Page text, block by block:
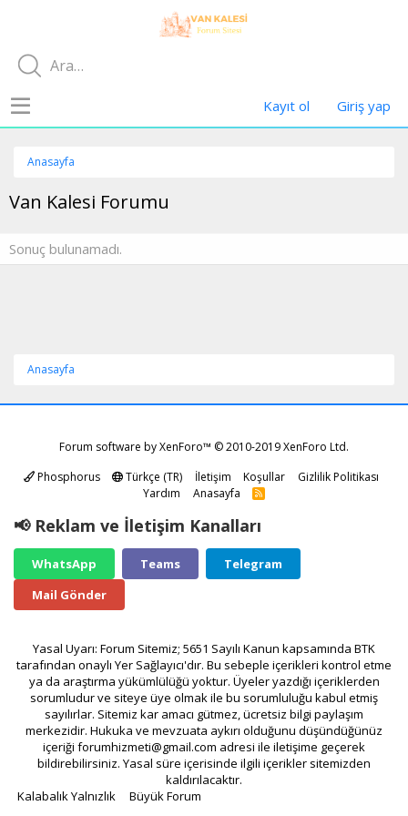
Kayıt ol Giriş yap
Anasayfa
Van Kalesi Forumu
Sonuç bulunamadı.
Anasayfa
Forum software by XenForo™ © 2010-2019 XenForo Ltd.
Phosphorus
Türkçe (TR) İletişim Koşullar
Gizlilik Politikası
Yardım
Anasayfa
R
S
📢 Reklam ve İletişim Kanalları
WhatsApp Teams
Telegram
Mail Gönder
Yasal Uyarı: Forum Sitemiz; 5651 Sayılı Kanun kapsamında BTK
tarafından onaylı Yer Sağlayıcı'dır. Bu sebeple içerikleri kontrol etme
ya da araştırma yükümlülüğü yoktur. Üyeler yazdığı içeriklerden
sorumludur ve siteye üye olmak ile bu sorumluluğu kabul etmiş
sayılırlar. Sitemiz kar amacı gütmez, ücretsiz bilgi paylaşım
merkezidir. Hukuka ve mevzuata aykırı olduğunu düşündüğünüz
içeriği forumhizmeti@gmail.com adresi ile iletişime geçerek
bildirebilirsiniz. Yasal süre içerisinde ilgili içerikler sitemizden
kaldırılacaktır.
Kalabalık Yalnızlık
Büyük Forum